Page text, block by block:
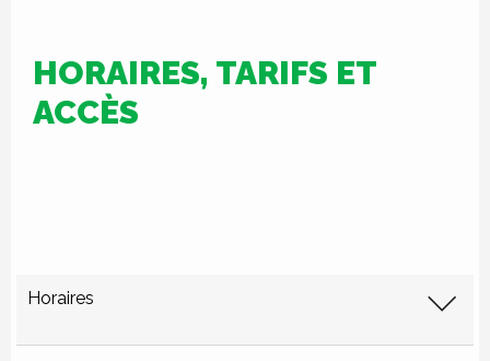
HORAIRES, TARIFS ET
ACCÈS
Horaires